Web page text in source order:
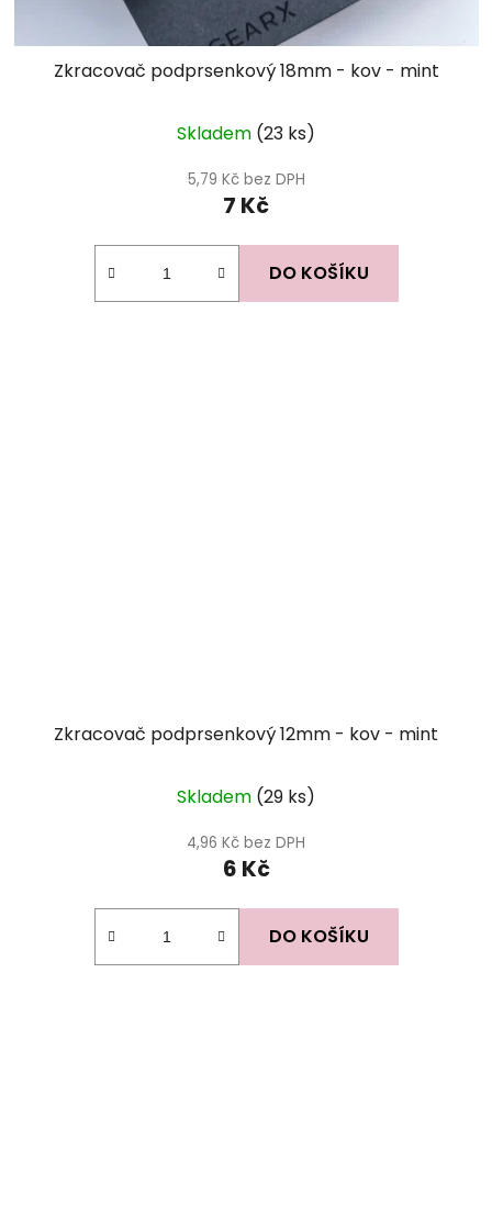
Zkracovač podprsenkový 18mm - kov - mint
Skladem (23 ks)
5,79 Kč bez DPH
7 Kč
DO KOŠÍKU
Zkracovač podprsenkový 12mm - kov - mint
Skladem (29 ks)
4,96 Kč bez DPH
6 Kč
DO KOŠÍKU